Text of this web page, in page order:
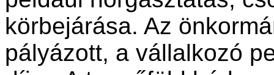
körbejárása. Az
pályázott, a vállalkozó